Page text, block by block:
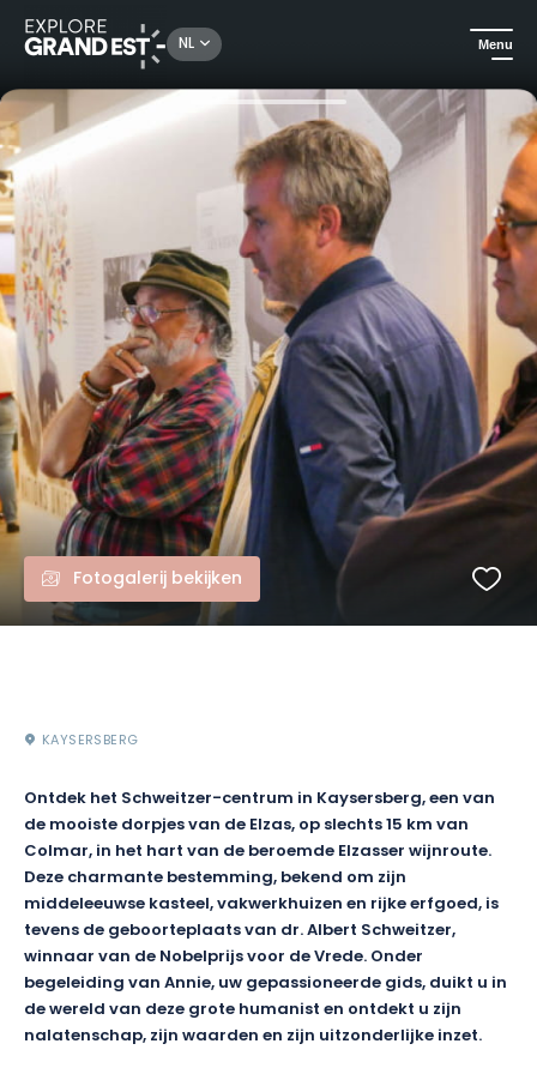
NL Menu
Kijk je ogen uit in de Grand Est Het is middag, Dr. Schweitzer" rondleiding
Fotogalerij bekijken
KAYSERSBERG
Ontdek het Schweitzer-centrum in Kaysersberg, een van
de mooiste dorpjes van de Elzas, op slechts 15 km van
Colmar, in het hart van de beroemde Elzasser wijnroute.
Deze charmante bestemming, bekend om zijn
middeleeuwse kasteel, vakwerkhuizen en rijke erfgoed, is
tevens de geboorteplaats van dr. Albert Schweitzer,
winnaar van de Nobelprijs voor de Vrede. Onder
begeleiding van Annie, uw gepassioneerde gids, duikt u in
de wereld van deze grote humanist en ontdekt u zijn
nalatenschap, zijn waarden en zijn uitzonderlijke inzet.